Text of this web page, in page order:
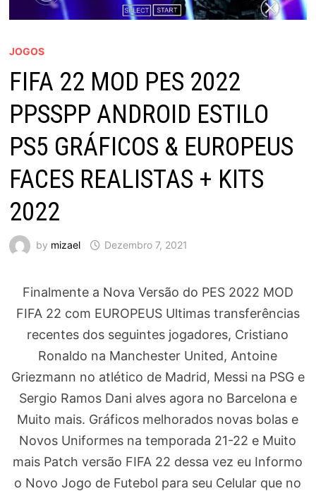
JOGOS
FIFA 22 MOD PES 2022
PPSSPP ANDROID ESTILO
PS5 GRÁFICOS & EUROPEUS
FACES REALISTAS + KITS
2022
by mizael Dezembro 7, 2021
Finalmente a Nova Versão do PES 2022 MOD
FIFA 22 com EUROPEUS Ultimas transferências
recentes dos seguintes jogadores, Cristiano
Ronaldo na Manchester United, Antoine
Griezmann no atlético de Madrid, Messi na PSG e
Sergio Ramos Dani alves agora no Barcelona e
Muito mais. Gráficos melhorados novas bolas e
Novos Uniformes na temporada 21-22 e Muito
mais Patch versão FIFA 22 dessa vez eu Informo
o Novo Jogo de Futebol para seu Celular que no